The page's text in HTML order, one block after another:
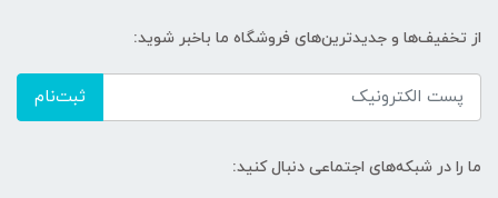
از تخفیف‌ها و جدیدترین‌های فروشگاه ما باخبر شوید:
ثبت‌نام
ما را در شبکه‌های اجتماعی دنبال کنید: